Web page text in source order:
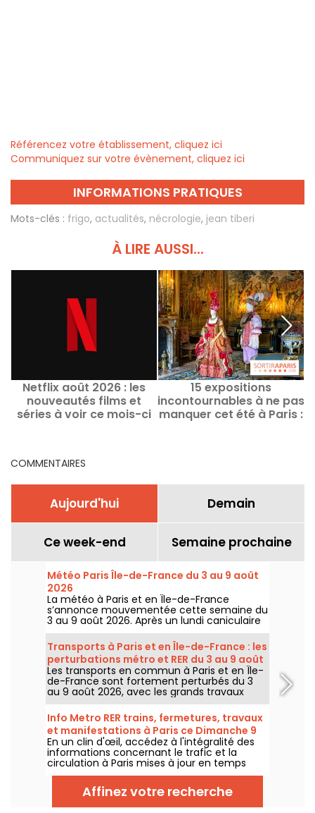
Référencez votre établissement, cliquez ici
Communiquez sur votre évènement, cliquez ici
INFORMATIONS PRATIQUES
Mots-clés : frigo, actualités, nécrologie, jean tiberi
À LIRE AUSSI...
Netflix août 2026 : les
nouveautés films et
séries à voir ce mois-ci
15 expositions
incontournables à ne pas
manquer cet été à Paris :
COMMENTAIRES
Aujourd'hui Demain
Ce week-end Semaine prochaine
Météo Paris Île-de-France du 3 au 9 août
2026
La météo à Paris et en Île-de-France
s’annonce mouvementée cette semaine du
3 au 9 août 2026. Après un lundi caniculaire
marqué par un risque d’orages, les
températures vont progressivement baisser
avant le retour d’un temps plus chaud et
ensoleillé pour le week-end.
Transports à Paris et en Île-de-France : les
perturbations métro et RER du 3 au 9 août
2026
Les transports en commun à Paris et en Île-
de-France sont fortement perturbés du 3
au 9 août 2026, avec les grands travaux
d'été qui impactent très durement
certaines lignes, selon la RATP et SNCF.
Info Metro RER trains, fermetures, travaux
et manifestations à Paris ce Dimanche 9
août 2026
En un clin d'œil, accédez à l'intégralité des
informations concernant le trafic et la
circulation à Paris mises à jour en temps
réel. Metro RER et Transilien de la RATP,
travaux, circulation, grands évènements et
manifestations, on vous donne toutes les
informations pratiques à connaître avant de
Affinez votre recherche